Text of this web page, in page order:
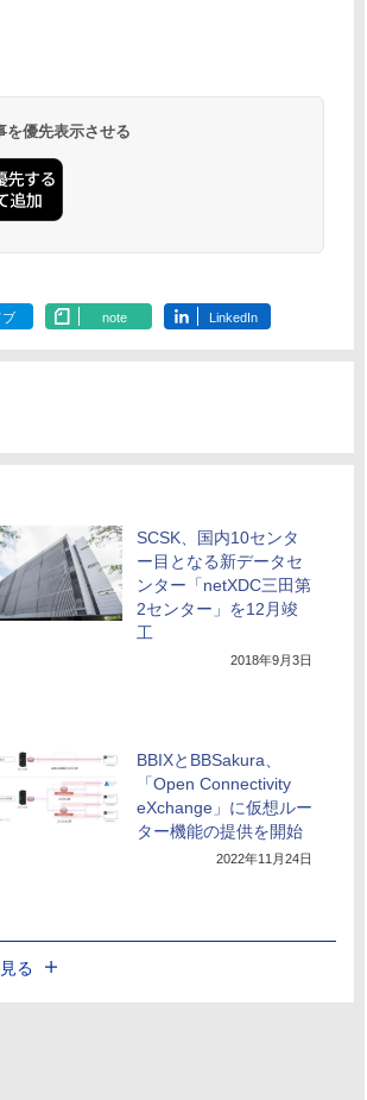
優先表示させる
ブ note LinkedIn
SCSK、国内10センタ
ー目となる新データセ
ンター「netXDC三田第
2センター」を12月竣
工
2018年9月3日
BBIXとBBSakura、
「Open Connectivity
eXchange」に仮想ルー
ター機能の提供を開始
2022年11月24日
る